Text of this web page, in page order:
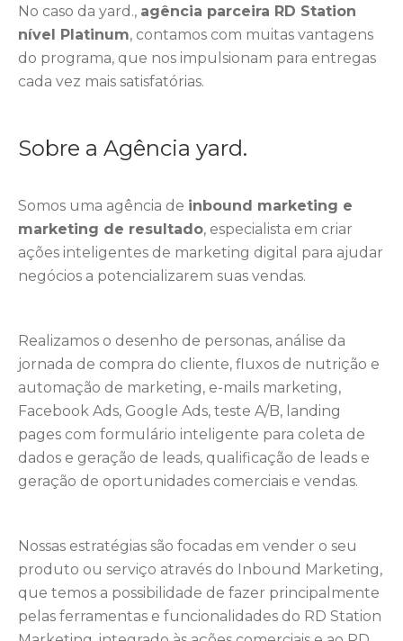
No caso da yard., agência parceira RD Station
nível Platinum, contamos com muitas vantagens
do programa, que nos impulsionam para entregas
cada vez mais satisfatórias.
Sobre a Agência yard.
Somos uma agência de inbound marketing e
marketing de resultado, especialista em criar
ações inteligentes de marketing digital para ajudar
negócios a potencializarem suas vendas.
Realizamos o desenho de personas, análise da
jornada de compra do cliente, fluxos de nutrição e
automação de marketing, e-mails marketing,
Facebook Ads, Google Ads, teste A/B, landing
pages com formulário inteligente para coleta de
dados e geração de leads, qualificação de leads e
geração de oportunidades comerciais e vendas.
Nossas estratégias são focadas em vender o seu
produto ou serviço através do Inbound Marketing,
que temos a possibilidade de fazer principalmente
pelas ferramentas e funcionalidades do RD Station